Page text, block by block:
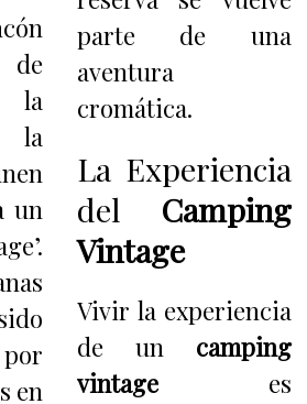
la
la
un
en
parte de una
aventura
cromática.
La Experiencia
del Camping
Vintage
Vivir la experiencia
de un camping
vintagees